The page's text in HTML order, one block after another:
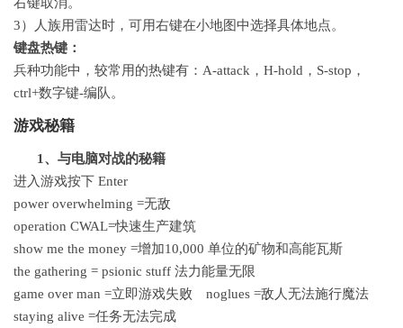
右键取消。
3）人族用雷达时，可用右键在小地图中选择具体地点。
键盘热键：
兵种功能中，较常用的热键有：A-attack，H-hold，S-stop，
ctrl+数字键-编队。
游戏秘籍
1、与电脑对战的秘籍
进入游戏按下 Enter
power overwhelming =无敌
operation CWAL=快速生产建筑
show me the money =增加10,000 单位的矿物和高能瓦斯
the gathering = psionic stuff 法力能量无限
game over man =立即游戏失败 noglues =敌人无法施行魔法
staying alive =任务无法完成